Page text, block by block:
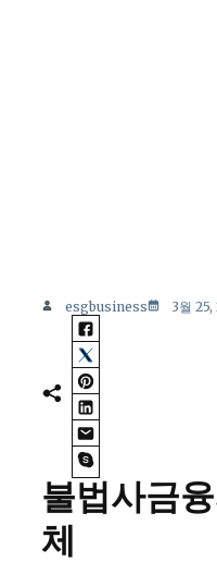
esgbusiness 3월
불법사금
체